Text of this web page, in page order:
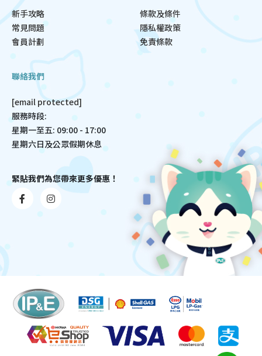
新手攻略
常見問題
會員計劃
條款及條件
隱私權政策
免責條款
聯絡我們
[email protected]
服務時段:
星期一至五: 09:00 - 17:00
星期六日及公眾假期休息
緊貼我們為您帶來更多優惠！